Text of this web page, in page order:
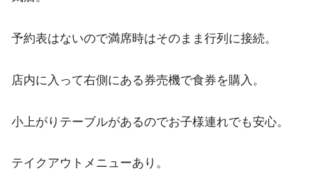
予約表はないので満席時はそのまま行列に接続。
店内に入って右側にある券売機で食券を購入。
小上がりテーブルがあるのでお子様連れでも安心。
テイクアウトメニューあり。